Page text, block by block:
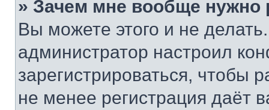
» Зачем мне вообще нужно
Вы можете этого и не
администратор настроил
зарегистрироваться, чтобы
не менее регистрация даёт